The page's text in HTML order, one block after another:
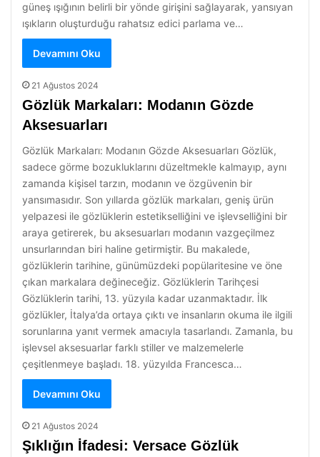
güneş ışığının belirli bir yönde girişini sağlayarak, yansıyan
ışıkların oluşturduğu rahatsız edici parlama ve…
Devamını Oku
21 Ağustos 2024
Gözlük Markaları: Modanın Gözde
Aksesuarları
Gözlük Markaları: Modanın Gözde Aksesuarları Gözlük,
sadece görme bozukluklarını düzeltmekle kalmayıp, aynı
zamanda kişisel tarzın, modanın ve özgüvenin bir
yansımasıdır. Son yıllarda gözlük markaları, geniş ürün
yelpazesi ile gözlüklerin estetikselliğini ve işlevselliğini bir
araya getirerek, bu aksesuarları modanın vazgeçilmez
unsurlarından biri haline getirmiştir. Bu makalede,
gözlüklerin tarihine, günümüzdeki popülaritesine ve öne
çıkan markalara değineceğiz. Gözlüklerin Tarihçesi
Gözlüklerin tarihi, 13. yüzyıla kadar uzanmaktadır. İlk
gözlükler, İtalya’da ortaya çıktı ve insanların okuma ile ilgili
sorunlarına yanıt vermek amacıyla tasarlandı. Zamanla, bu
işlevsel aksesuarlar farklı stiller ve malzemelerle
çeşitlenmeye başladı. 18. yüzyılda Francesca…
Devamını Oku
21 Ağustos 2024
Şıklığın İfadesi: Versace Gözlük